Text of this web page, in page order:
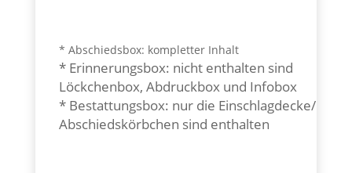
* Abschiedsbox: kompletter Inhalt
* Erinnerungsbox: nicht enthalten sind
Löckchenbox, Abdruckbox und Infobox
* Bestattungsbox: nur die Einschlagdecke/
Abschiedskörbchen sind enthalten